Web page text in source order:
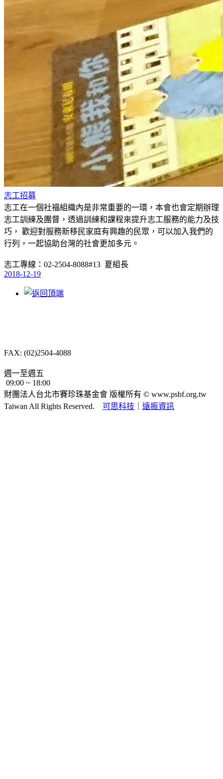
志工招募
志工在一個社福組織內是非常重要的一環，本會也會定期辦理
志工訓練及團督，透過訓練和課程來提升志工服務的能力及技
巧， 歡迎對服務新移民家庭有興趣的民眾，可以加入我們的
行列，一起協助台灣的社會更加多元。
志工專線：02-2504-8088#13 夏組長
2018-12-19
FAX: (02)2504-4088
週一至週五
09:00 ~ 18:00
財團法人台北市賽珍珠基金會 版權所有 © www.psbf.org.tw
Taiwan All Rights Reserved. 可思科技 遠振資訊